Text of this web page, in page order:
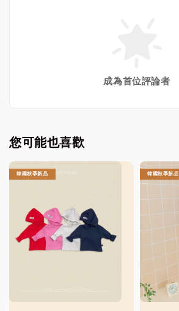
成為首位評論者
您可能也喜歡
韓國秋季新品 韓國秋季新品